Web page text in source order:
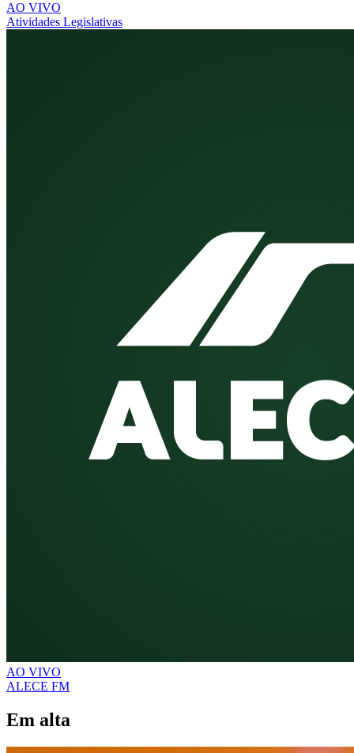
AO VIVO
Atividades Legislativas
AO VIVO
ALECE FM
Em alta